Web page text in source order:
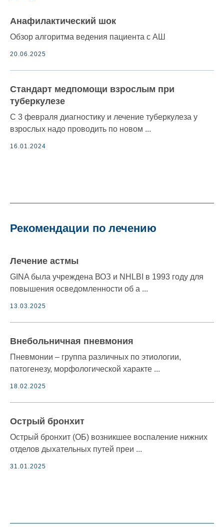
Анафилактический шок
Обзор алгоритма ведения пациента с АШ
20.06.2025
Cтандарт медпомощи взрослым при
туберкулезе
С 3 февраля диагностику и лечение туберкулеза у
взрослых надо проводить по новом ...
16.01.2024
Рекомендации по лечению
Лечение астмы
GINA была учреждена ВОЗ и NHLBI в 1993 году для
повышения осведомленности об а ...
13.03.2025
Внебольничная пневмония
Пневмонии – группа различных по этиологии,
патогенезу, морфологической характе ...
18.02.2025
Острый бронхит
Острый бронхит (ОБ) возникшее воспаление нижних
отделов дыхательных путей преи ...
31.01.2025